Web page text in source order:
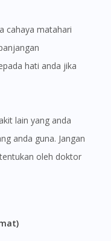
?
Singapore
me
cahaya matahari
anda guna. Jangan
oleh doktor